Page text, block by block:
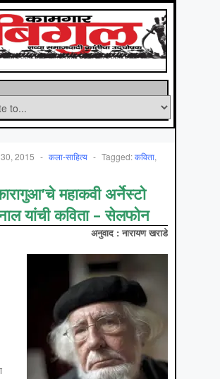
2015 - कला-साहित्‍य - Tagged:कविता,
महाकवी अर्नेस्टो
यांची कविता – सेलफोन
अनुवाद : नारायण खराडे